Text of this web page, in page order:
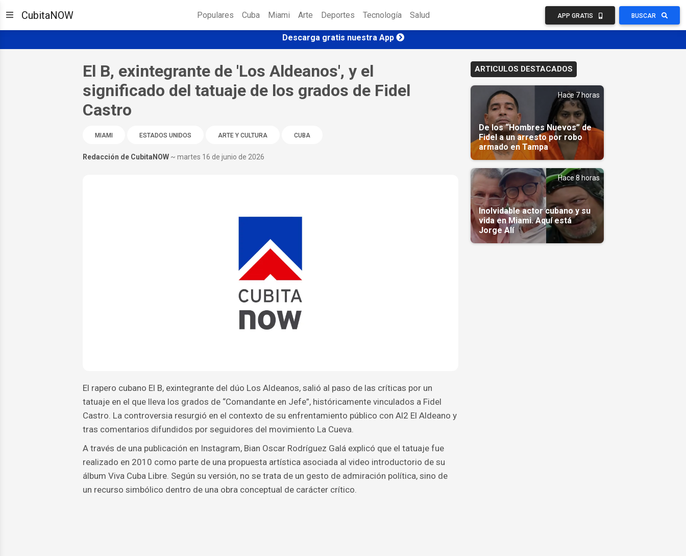
CubitaNOW Populares Cuba Miami Arte Deportes Tecnología Salud APP GRATIS BUSCAR
Descarga gratis nuestra App
El B, exintegrante de 'Los Aldeanos', y el
significado del tatuaje de los grados de Fidel
Castro
MIAMI ESTADOS UNIDOS ARTE Y CULTURA CUBA
Redacción de CubitaNOW ~ martes 16 de junio de 2026
El rapero cubano El B, exintegrante del dúo Los Aldeanos, salió al paso de las críticas por un
tatuaje en el que lleva los grados de “Comandante en Jefe”, históricamente vinculados a Fidel
Castro. La controversia resurgió en el contexto de su enfrentamiento público con Al2 El Aldeano y
tras comentarios difundidos por seguidores del movimiento La Cueva.
A través de una publicación en Instagram, Bian Oscar Rodríguez Galá explicó que el tatuaje fue
realizado en 2010 como parte de una propuesta artística asociada al video introductorio de su
álbum Viva Cuba Libre. Según su versión, no se trata de un gesto de admiración política, sino de
un recurso simbólico dentro de una obra conceptual de carácter crítico.
ARTICULOS DESTACADOS
Hace 7 horas
De los “Hombres Nuevos” de
Fidel a un arresto por robo
armado en Tampa
Hace 8 horas
Inolvidable actor cubano y su
vida en Miami. Aquí está
Jorge Alí